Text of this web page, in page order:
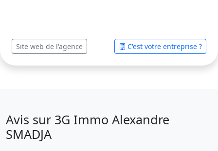
Site web de l'agence C'est votre entreprise ?
Avis sur 3G Immo Alexandre
SMADJA